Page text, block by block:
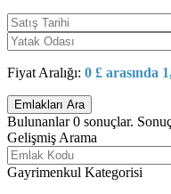
Fiyat Aralığı: 0 £ arasında
Bulunanlar0 sonuçlar.
Gelişmiş Arama
Gayrimenkul Kategorisi